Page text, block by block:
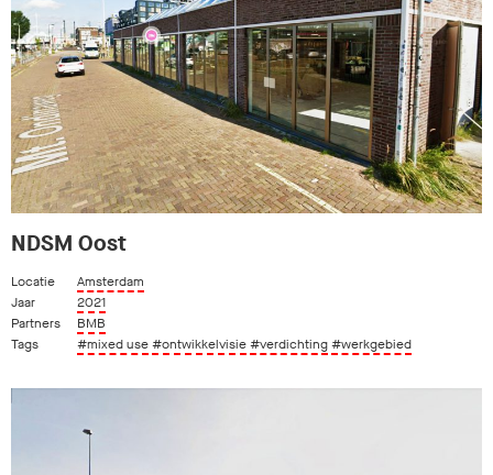
NDSM Oost
Locatie
Amsterdam
Jaar
2021
Partners
BMB
Tags
#mixed use#ontwikkelvisie#verdichting#werkgebied